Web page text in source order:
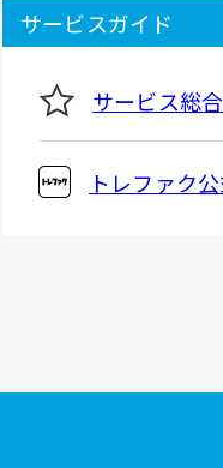
サービスガイド
サービス総
トレファク